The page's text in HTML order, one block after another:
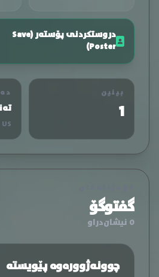
دروستکردنی پۆستەر (Save
Poster)
بینین
1
US
گفتوگۆ
0 نیشان‌دراو
چوونەژوورەوە پێویستە